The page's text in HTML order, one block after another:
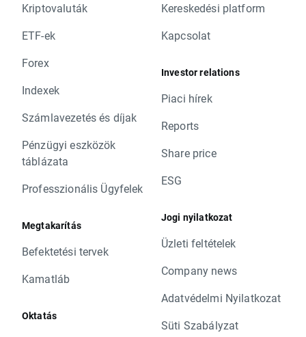
Kriptovaluták
ETF-ek
Forex
Indexek
Számlavezetés és díjak
Pénzügyi eszközök
táblázata
Professzionális Ügyfelek
Megtakarítás
Befektetési tervek
Kamatláb
Oktatás
Kereskedési platform
Kapcsolat
Investor relations
Piaci hírek
Reports
Share price
ESG
Jogi nyilatkozat
Üzleti feltételek
Company news
Adatvédelmi Nyilatkozat
Süti Szabályzat